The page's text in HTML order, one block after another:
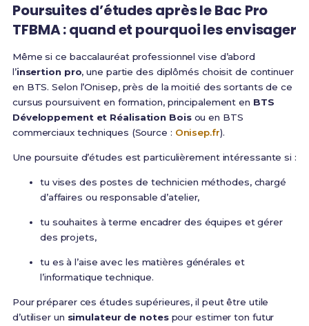
Poursuites d’études après le Bac Pro
TFBMA : quand et pourquoi les envisager
Même si ce baccalauréat professionnel vise d’abord
l’insertion pro, une partie des diplômés choisit de continuer
en BTS. Selon l’Onisep, près de la moitié des sortants de ce
cursus poursuivent en formation, principalement en BTS
Développement et Réalisation Boisou en BTS
commerciaux techniques (Source : Onisep.fr).
Une poursuite d’études est particulièrement intéressante si :
tu vises des postes de technicien méthodes, chargé
d’affaires ou responsable d’atelier,
tu souhaites à terme encadrer des équipes et gérer
des projets,
tu es à l’aise avec les matières générales et
l’informatique technique.
Pour préparer ces études supérieures, il peut être utile
d’utiliser un simulateur de notespour estimer ton futur